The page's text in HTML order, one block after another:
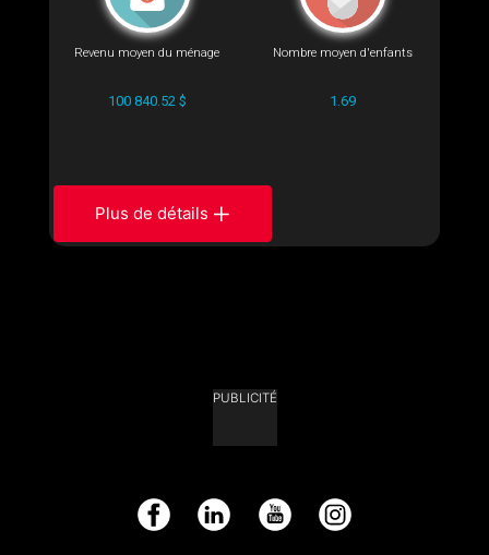
Revenu moyen du ménage
100 840.52 $
Nombre moyen d'enfants
1.69
Plus de détails
PUBLICITÉ
Facebook LinkedIn YouTube Instagram